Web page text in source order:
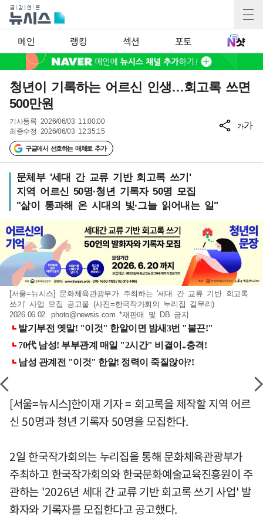
메인 랭킹 섹션 포토
청년이 기록하는 어르신 인생…회고록 쓰면
500만원
기사등록 2026/06/03 11:00:00
최종수정 2026/06/03 12:35:15
구글에서 선호하는 매체로 추가
가가
문체부 '세대 간 교류 기반 회고록 쓰기'
지역 어르신 50명·청년 기록자 50명 모집
"삶이 통과해 온 시대의 빛·그늘 읽어내는 일"
[서울=뉴시스] 문화체육관광부가 주최하는 '세대 간 교류 기반 회고록
쓰기' 사업 모집 공고물 (사진=한국작가회의 누리집 갈무리)
2026.06.02.photo@newsis.com *재판매 및 DB 금지
[서울=뉴시스]한이재 기자 = 회고록을 제작할 지역 어르
신 50명과 청년 기록자 50명을 모집한다.
2일 한국작가회의는 누리집을 통해 문화체육관광부가
주최하고 한국작가회의와 한국문화예술교육진흥원이 주
관하는 '2026년 세대 간 교류 기반 회고록 쓰기 사업' 발
화자와 기록자를 모집한다고 공고했다.